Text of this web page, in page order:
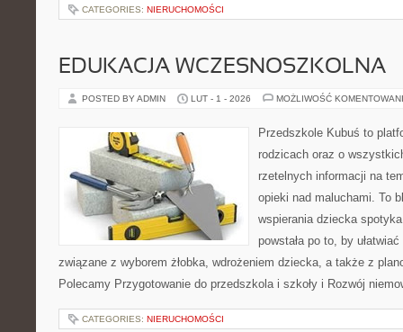
CATEGORIES: NIERUCHOMOŚCI
EDUKACJA WCZESNOSZKOLNA
POSTED BY ADMIN LUT - 1 - 2026 MOŻLIWOŚĆ
Przedszkole Kubuś to
rodzicach oraz o
rzetelnych informacji na
opieki nad maluchami. To
wspierania dziecka
powstała po to, by
związane z wyborem żłobka, wdrożeniem dziecka, a także z
Polecamy Przygotowanie do przedszkola i szkoły i Rozwój
CATEGORIES: NIERUCHOMOŚCI